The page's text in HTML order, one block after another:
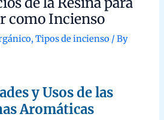
han sido utilizadas durante
espirituales, medicina natural y
exploramos las principales